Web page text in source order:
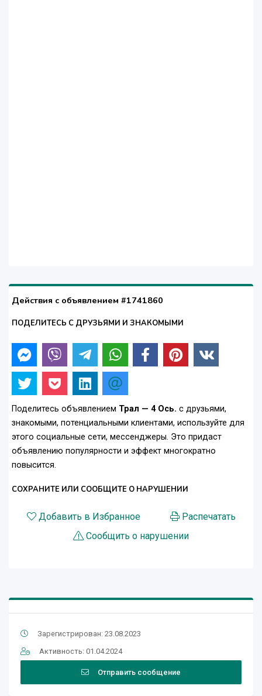
Действия с объявлением #1741860
ПОДЕЛИТЕСЬ С ДРУЗЬЯМИ И ЗНАКОМЫМИ
Поделитесь объявлением Трал — 4 Ось. с друзьями,
знакомыми, потенциальными клиентами, используйте для
этого социальные сети, мессенджеры. Это придаст
объявлению популярности и эффект многократно
повысится.
СОХРАНИТЕ ИЛИ СООБЩИТЕ О НАРУШЕНИИ
Добавить в Избранное
Распечатать
Сообщить о нарушении
Зарегистрирован: 23.08.2023
Активность: 01.04.2024
Отправить сообщение